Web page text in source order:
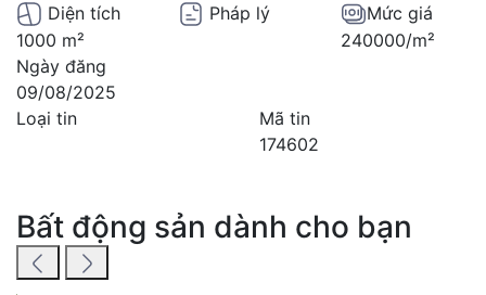
Diện tích
1000 m²
Pháp lý
Mức giá
240000/m²
Ngày đăng
09/08/2025
Loại tin
Mã tin
174602
Bất động sản dành cho bạn